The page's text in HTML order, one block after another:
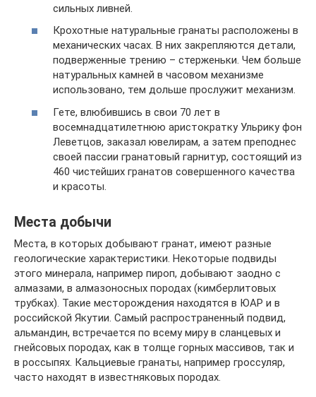
сильных ливней.
Крохотные натуральные гранаты расположены в
механических часах. В них закрепляются детали,
подверженные трению – стерженьки. Чем больше
натуральных камней в часовом механизме
использовано, тем дольше прослужит механизм.
Гете, влюбившись в свои 70 лет в
восемнадцатилетнюю аристократку Ульрику фон
Леветцов, заказал ювелирам, а затем преподнес
своей пассии гранатовый гарнитур, состоящий из
460 чистейших гранатов совершенного качества
и красоты.
Места добычи
Места, в которых добывают гранат, имеют разные
геологические характеристики. Некоторые подвиды
этого минерала, например пироп, добывают заодно с
алмазами, в алмазоносных породах (кимберлитовых
трубках). Такие месторождения находятся в ЮАР и в
российской Якутии. Самый распространенный подвид,
альмандин, встречается по всему миру в сланцевых и
гнейсовых породах, как в толще горных массивов, так и
в россыпях. Кальциевые гранаты, например гроссуляр,
часто находят в известняковых породах.